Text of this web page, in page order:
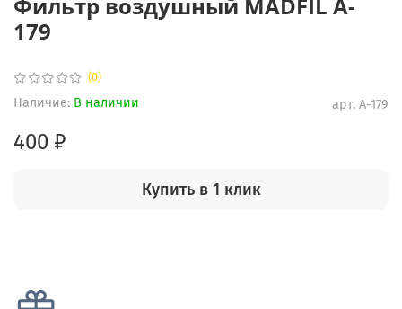
(0)
арт. A-179
Наличие: В наличии
179
400 ₽
Купить в 1 клик